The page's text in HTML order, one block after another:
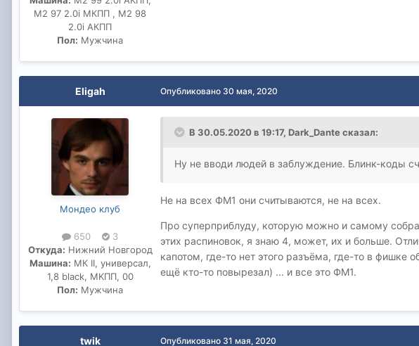
M2 97 2.0i МКПП , М2 98
2.0i АКПП
Пол: Мужчина
Eligah
Мондео клуб
650
3
Откуда: Нижний Новгород
Машина: МК II, универсал,
1,8 black, MKПП, 00
Пол: Мужчина
Опубликовано 30 мая, 2020
В 30.05.2020 в 19:17, Dark_Danteсказал:
Ну не вводи людей в заблуждение. Блинк-коды
Не на всех ФМ1 они считываются, не на всех.
Про суперприблуду, которую можно и самому
этих распиновок, я знаю 4, может, их и больше.
капотом, где-то нет этого разъёма, где-то в фишке
ещё кто-то повырезал) ... и все это ФМ1.
twik Опубликовано 31 мая, 2020